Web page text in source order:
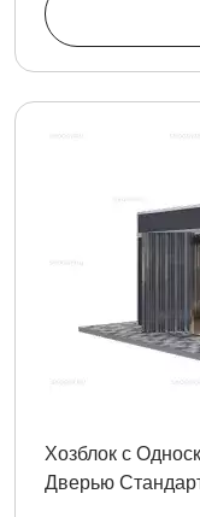
Хозблок с
Дверью